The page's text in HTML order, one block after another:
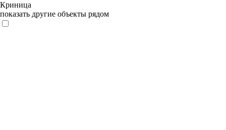
Криница
показать другие объекты рядом